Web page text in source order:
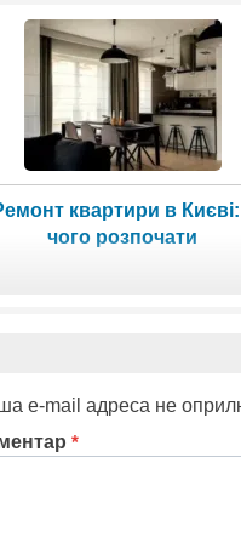
квартири в Києві:
чого розпочати
e-mail адреса не
*